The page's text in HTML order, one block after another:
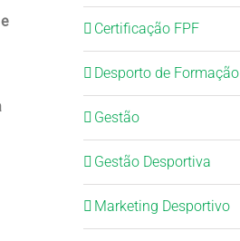
Certificação FPF
Desporto de Formação
Gestão
Gestão Desportiva
Marketing Desportivo